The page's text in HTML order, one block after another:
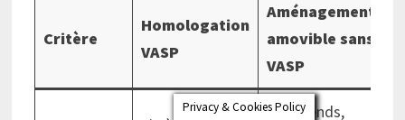
Critère
Homologation
VASP
Aménagement
amovible sans
VASP
Week-ends,
Privacy & Cookies Policy